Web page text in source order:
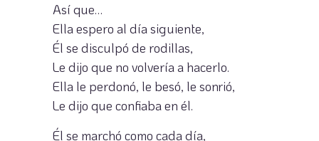
Así que…
Ella espero al día siguiente,
Él se disculpó de rodillas,
Le dijo que no volvería a hacerlo.
Ella le perdonó, le besó, le sonrió,
Le dijo que confiaba en él.
Él se marchó como cada día,